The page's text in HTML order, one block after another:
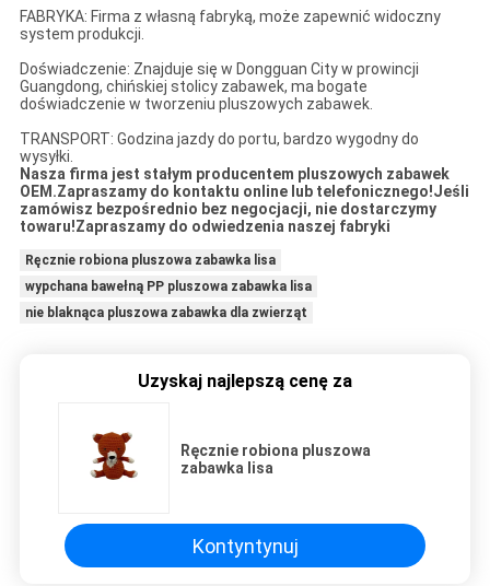
FABRYKA: Firma z własną fabryką, może zapewnić widoczny
system produkcji.
Doświadczenie: Znajduje się w Dongguan City w prowincji
Guangdong, chińskiej stolicy zabawek, ma bogate
doświadczenie w tworzeniu pluszowych zabawek.
TRANSPORT: Godzina jazdy do portu, bardzo wygodny do
wysyłki.
Nasza firma jest stałym producentem pluszowych zabawek
OEM.Zapraszamy do kontaktu online lub telefonicznego!Jeśli
zamówisz bezpośrednio bez negocjacji, nie dostarczymy
towaru!Zapraszamy do odwiedzenia naszej fabryki
Ręcznie robiona pluszowa zabawka lisa
wypchana bawełną PP pluszowa zabawka lisa
nie blaknąca pluszowa zabawka dla zwierząt
Uzyskaj najlepszą cenę za
Ręcznie robiona pluszowa
zabawka lisa
Kontyntynuj